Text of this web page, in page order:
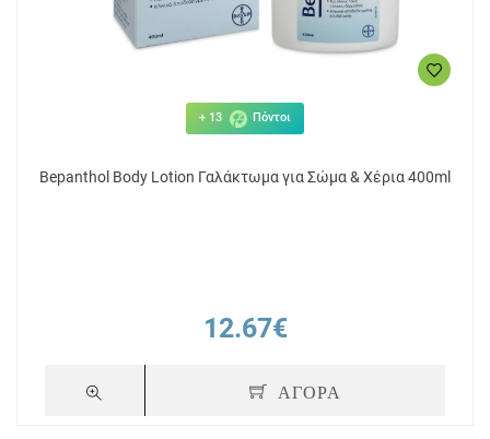
+ 13 Πόντοι
Bepanthol Body Lotion Γαλάκτωμα για Σώμα & Χέρια 400ml
12.67€
ΑΓΟΡΑ